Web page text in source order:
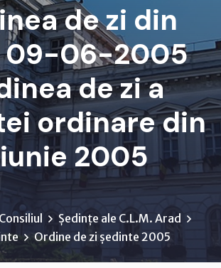
de zi din
09-06-2005
de zi a
ordinare din
2005
Consiliul
Ședințe ale C.L.M. Arad
Ordine de zi ședinte 2005